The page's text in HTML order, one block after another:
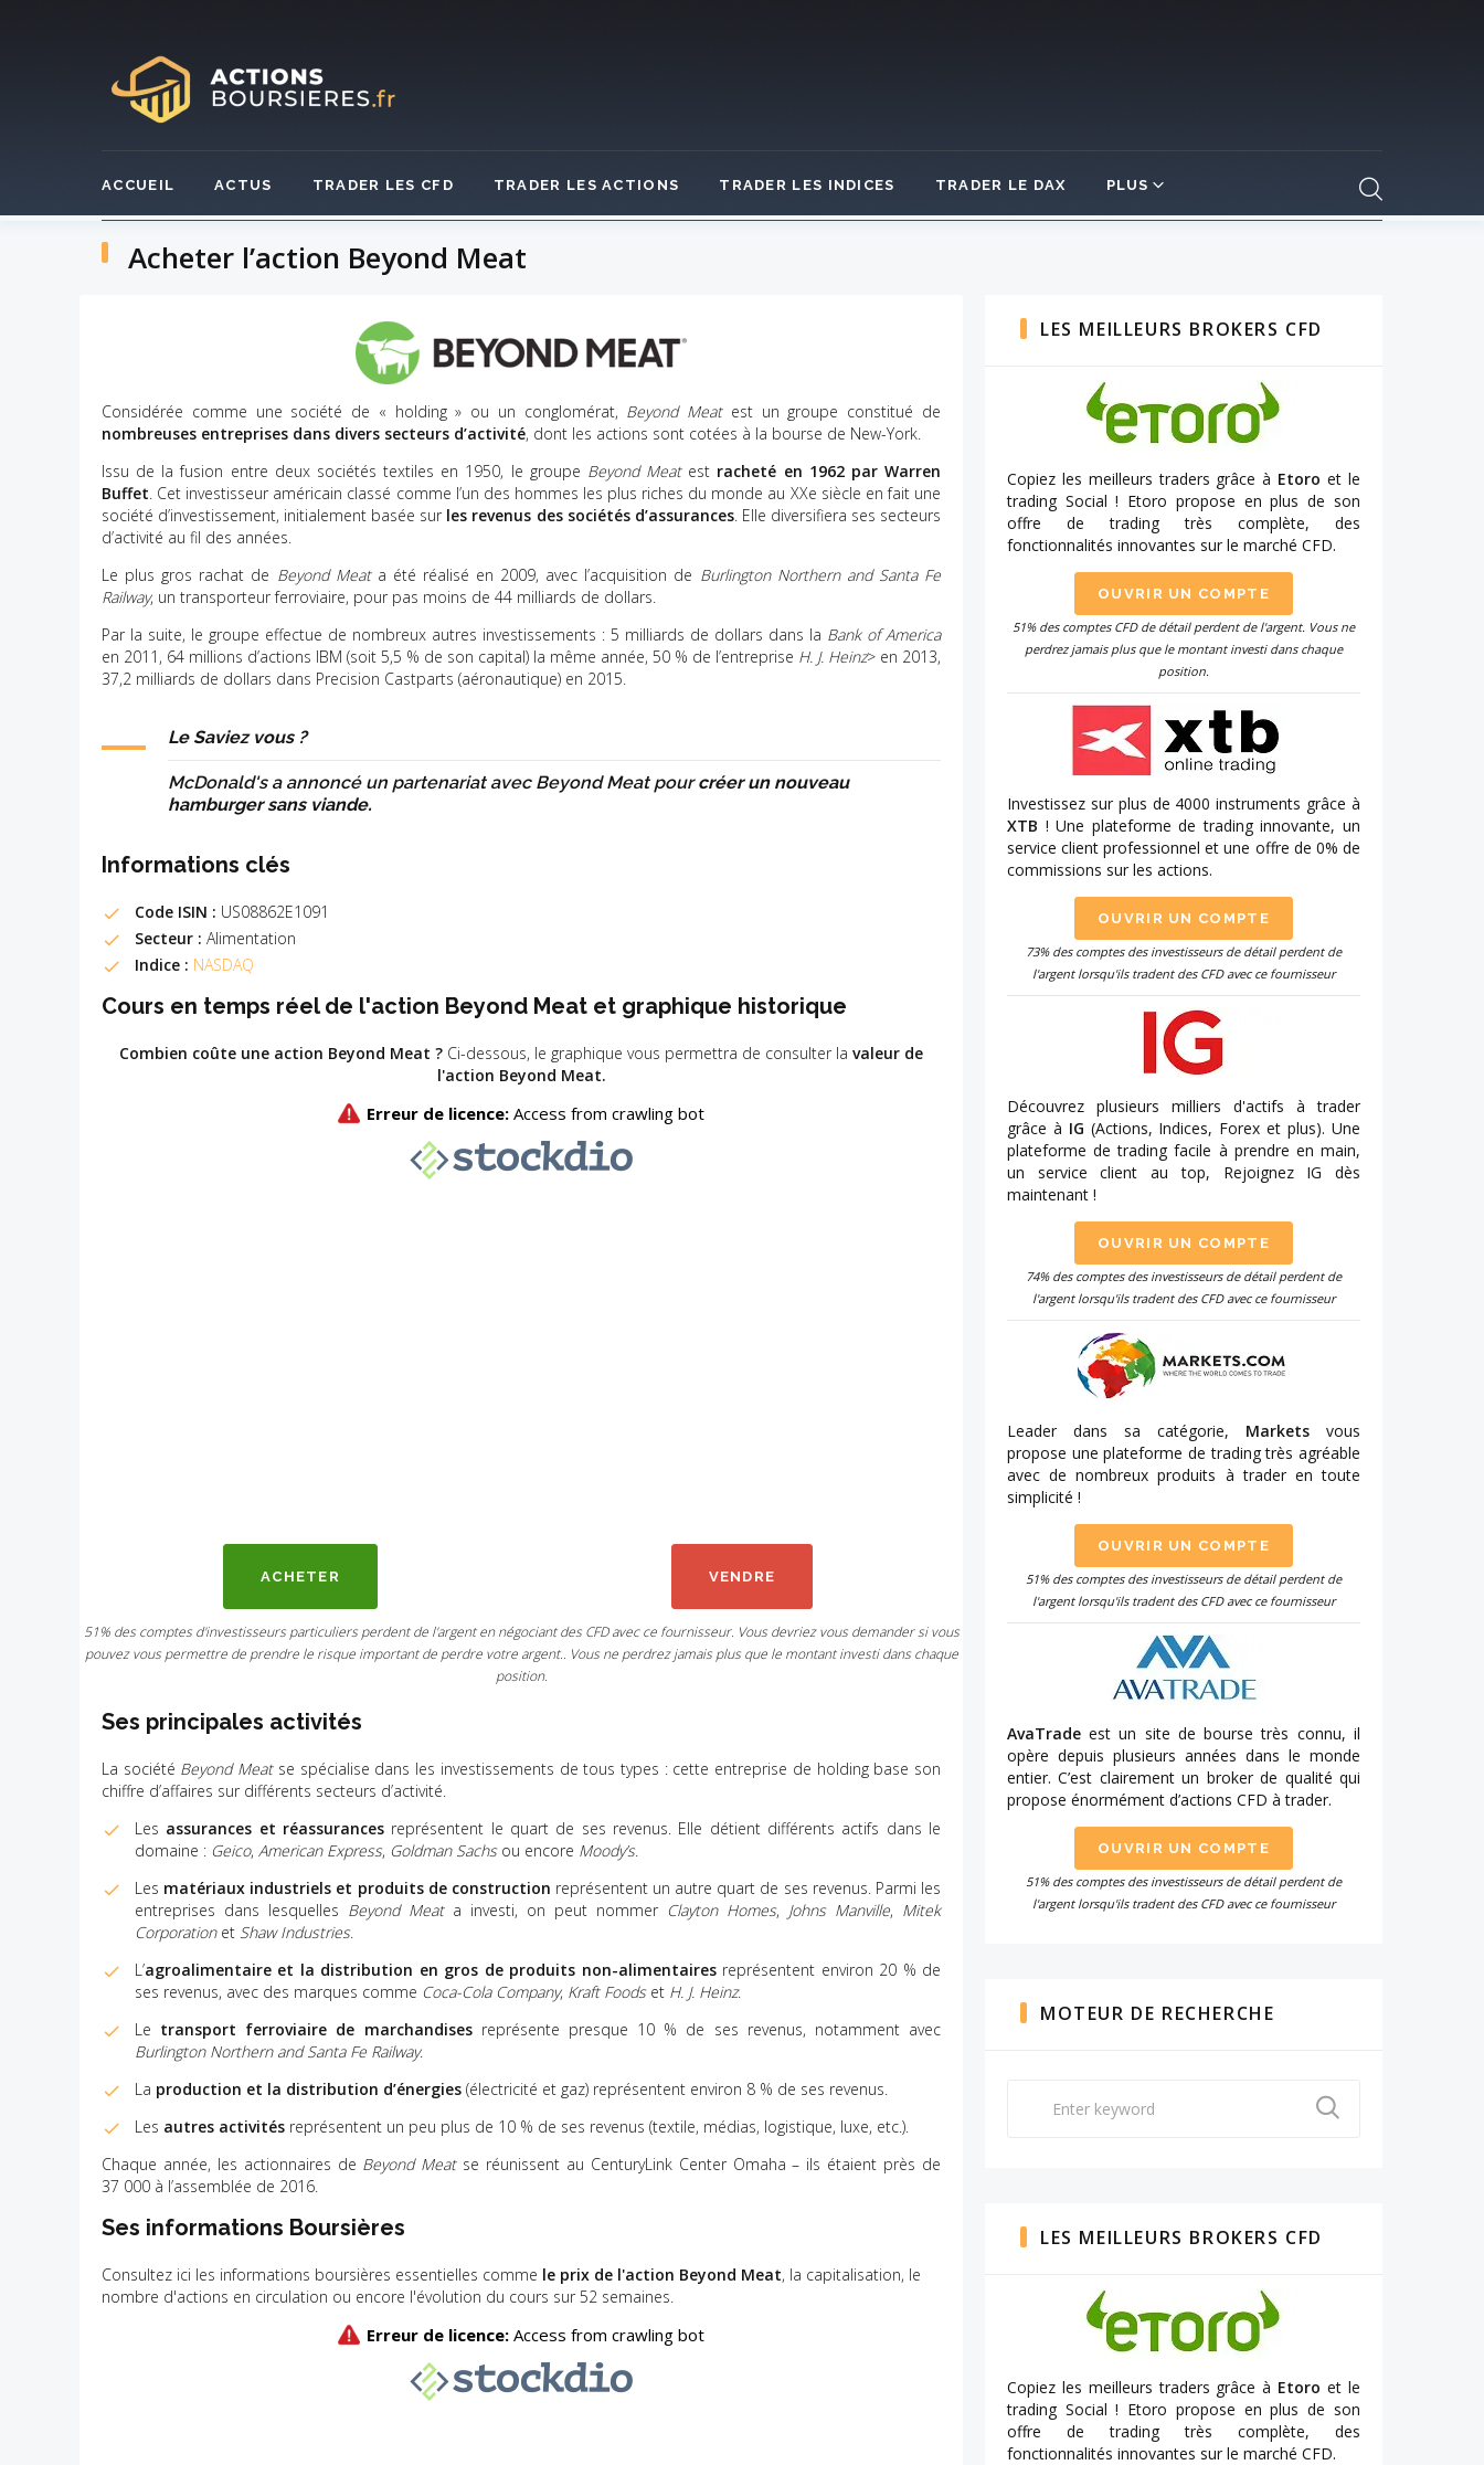
ACCUEIL ACTUS TRADER LES CFD TRADER LES ACTIONS TRADER LES INDICES TRADER LE DAX PLUS
Acheter l’action Beyond Meat
Considérée comme une société de « holding » ou un conglomérat, Beyond Meatest un groupe constitué de
nombreuses entreprises dans divers secteurs d’activité, dont les actions sont cotées à la bourse de New-York.
Issu de la fusion entre deux sociétés textiles en 1950, le groupe Beyond Meatest racheté en 1962 par Warren
Buffet. Cet investisseur américain classé comme l’un des hommes les plus riches du monde au XXe siècle en fait une
société d’investissement, initialement basée sur les revenus des sociétés d’assurances. Elle diversifiera ses secteurs
d’activité au fil des années.
Le plus gros rachat de Beyond Meata été réalisé en 2009, avec l’acquisition de Burlington Northern and Santa Fe
Railway, un transporteur ferroviaire, pour pas moins de 44 milliards de dollars.
Par la suite, le groupe effectue de nombreux autres investissements : 5 milliards de dollars dans la Bank of America
en 2011, 64 millions d’actions IBM (soit 5,5 % de son capital) la même année, 50 % de l’entreprise H. J. Heinz> en 2013,
37,2 milliards de dollars dans Precision Castparts (aéronautique) en 2015.
Le Saviez vous ?
McDonald's a annoncé un partenariat avec Beyond Meat pourcréer un nouveau
hamburger sans viande.
Informations clés
Code ISIN : US08862E1091
Secteur : Alimentation
Indice : NASDAQ
Cours en temps réel de l'action Beyond Meat et graphique historique
Combien coûte une action Beyond Meat ? Ci-dessous, le graphique vous permettra de consulter la valeur de
l'action Beyond Meat.
ACHETER VENDRE
51% des comptes d'investisseurs particuliers perdent de l'argent en négociant des CFD avec ce fournisseur. Vous devriez vous demander si vous
pouvez vous permettre de prendre le risque important de perdre votre argent.. Vous ne perdrez jamais plus que le montant investi dans chaque
position.
Ses principales activités
La société Beyond Meatse spécialise dans les investissements de tous types : cette entreprise de holding base son
chiffre d’affaires sur différents secteurs d’activité.
Les assurances et réassurances représentent le quart de ses revenus. Elle détient différents actifs dans le
domaine : Geico, American Express, Goldman Sachsou encore Moody’s.
Les matériaux industriels et produits de construction représentent un autre quart de ses revenus. Parmi les
entreprises dans lesquelles Beyond Meata investi, on peut nommer Clayton Homes, Johns Manville, Mitek
Corporationet Shaw Industries.
L’agroalimentaire et la distribution en gros de produits non-alimentairesreprésentent environ 20 % de
ses revenus, avec des marques comme Coca-Cola Company, Kraft Foodset H. J. Heinz.
Le transport ferroviaire de marchandisesreprésente presque 10 % de ses revenus, notamment avec
Burlington Northern and Santa Fe Railway.
La production et la distribution d’énergies (électricité et gaz) représentent environ 8 % de ses revenus.
Les autres activités représentent un peu plus de 10 % de ses revenus (textile, médias, logistique, luxe, etc.).
Chaque année, les actionnaires de Beyond Meatse réunissent au CenturyLink Center Omaha – ils étaient près de
37 000 à l’assemblée de 2016.
Ses informations Boursières
Consultez ici les informations boursières essentielles comme le prix de l'action Beyond Meat, la capitalisation, le
nombre d'actions en circulation ou encore l'évolution du cours sur 52 semaines.
LES MEILLEURS BROKERS CFD
Copiez les meilleurs traders grâce à Etoro et le
trading Social ! Etoro propose en plus de son
offre de trading très complète, des
fonctionnalités innovantes sur le marché CFD.
OUVRIR UN COMPTE
51% des comptes CFD de détail perdent de l'argent. Vous ne
perdrez jamais plus que le montant investi dans chaque
position.
Investissez sur plus de 4000 instruments grâce à
XTB ! Une plateforme de trading innovante, un
service client professionnel et une offre de 0% de
commissions sur les actions.
OUVRIR UN COMPTE
73% des comptes des investisseurs de détail perdent de
l'argent lorsqu'ils tradent des CFD avec ce fournisseur
Découvrez plusieurs milliers d'actifs à trader
grâce à IG (Actions, Indices, Forex et plus). Une
plateforme de trading facile à prendre en main,
un service client au top, Rejoignez IG dès
maintenant !
OUVRIR UN COMPTE
74% des comptes des investisseurs de détail perdent de
l'argent lorsqu'ils tradent des CFD avec ce fournisseur
Leader dans sa catégorie, Markets vous
propose une plateforme de trading très agréable
avec de nombreux produits à trader en toute
simplicité !
OUVRIR UN COMPTE
51% des comptes des investisseurs de détail perdent de
l'argent lorsqu'ils tradent des CFD avec ce fournisseur
AvaTrade est un site de bourse très connu, il
opère depuis plusieurs années dans le monde
entier. C’est clairement un broker de qualité qui
propose énormément d’actions CFD à trader.
OUVRIR UN COMPTE
51% des comptes des investisseurs de détail perdent de
l'argent lorsqu'ils tradent des CFD avec ce fournisseur
MOTEUR DE RECHERCHE
LES MEILLEURS BROKERS CFD
Copiez les meilleurs traders grâce à Etoro et le
trading Social ! Etoro propose en plus de son
offre de trading très complète, des
fonctionnalités innovantes sur le marché CFD.